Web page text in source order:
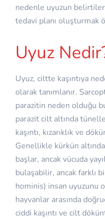
nedenle uyuzun
tedavi planı oluşturmak
Uyuz
Uyuz, ciltte kaşıntıya
olarak tanımlanır.
parazitin neden olduğu
parazit cilt altında
kaşıntı, kızarıklık ve
Genellikle kürkün
başlar, ancak vücuda
bulaşabilir, ancak farklı
hominis) insan uyuzunu
hayvanlar arasında
ciddi kaşıntı ve cilt